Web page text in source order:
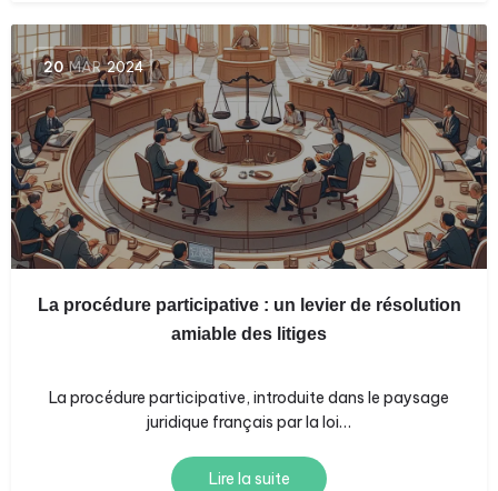
20 MAR 2024
La procédure participative : un levier de résolution
amiable des litiges
La procédure participative, introduite dans le paysage
juridique français par la loi…
Lire la suite